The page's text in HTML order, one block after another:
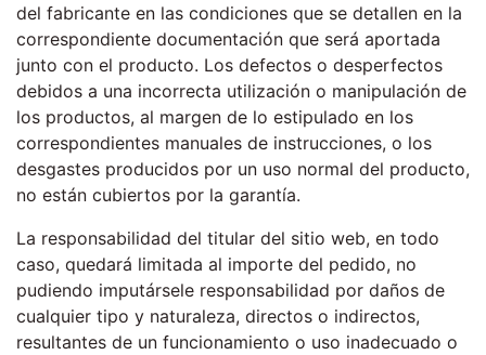
del fabricante en las condiciones que se detallen en la
correspondiente documentación que será aportada
junto con el producto. Los defectos o desperfectos
debidos a una incorrecta utilización o manipulación de
los productos, al margen de lo estipulado en los
correspondientes manuales de instrucciones, o los
desgastes producidos por un uso normal del producto,
no están cubiertos por la garantía.
La responsabilidad del titular del sitio web, en todo
caso, quedará limitada al importe del pedido, no
pudiendo imputársele responsabilidad por daños de
cualquier tipo y naturaleza, directos o indirectos,
resultantes de un funcionamiento o uso inadecuado o